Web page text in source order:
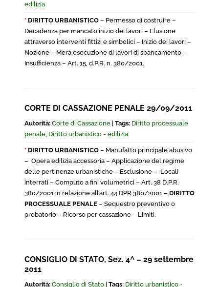
edilizia
* DIRITTO URBANISTICO – Permesso di costruire –
Decadenza per mancato inizio dei lavori – Elusione
attraverso interventi fittizi e simbolici – Inizio dei lavori –
Nozione – Mera esecuzione di lavori di sbancamento –
Insufficienza – Art. 15, d.P.R. n. 380/2001.
CORTE DI CASSAZIONE PENALE 29/09/2011
Autorità: Corte di Cassazione Tags: Diritto processuale
penale, Diritto urbanistico - edilizia
* DIRITTO URBANISTICO – Manufatto principale abusivo
– Opera edilizia accessoria – Applicazione del regime
delle pertinenze urbanistiche – Esclusione – Locali
interrati – Computo a fini volumetrici – Art. 38 D.P.R.
380/2001 in relazione all’art. 44 DPR 380/2001 – DIRITTO
PROCESSUALE PENALE – Sequestro preventivo o
probatorio – Ricorso per cassazione – Limiti.
CONSIGLIO DI STATO, Sez. 4^ – 29 settembre
2011
Autorità: Consiglio di Stato Tags: Diritto urbanistico -